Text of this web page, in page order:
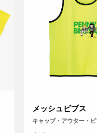
メッシュビブス
キャップ・アウター・